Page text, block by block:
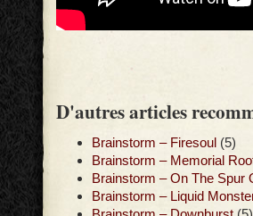
D'autres articles
Brainstorm – Firesoul (5)
Brainstorm – Memorial
Brainstorm – On The Spur
Brainstorm – Liquid